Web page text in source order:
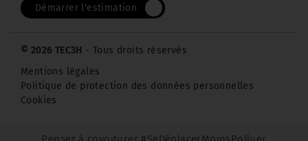
Démarrer l'estimation
© 2026 TEC3H - Tous droits réservés
Mentions légales
Politique de protection des données personnelles
Cookies